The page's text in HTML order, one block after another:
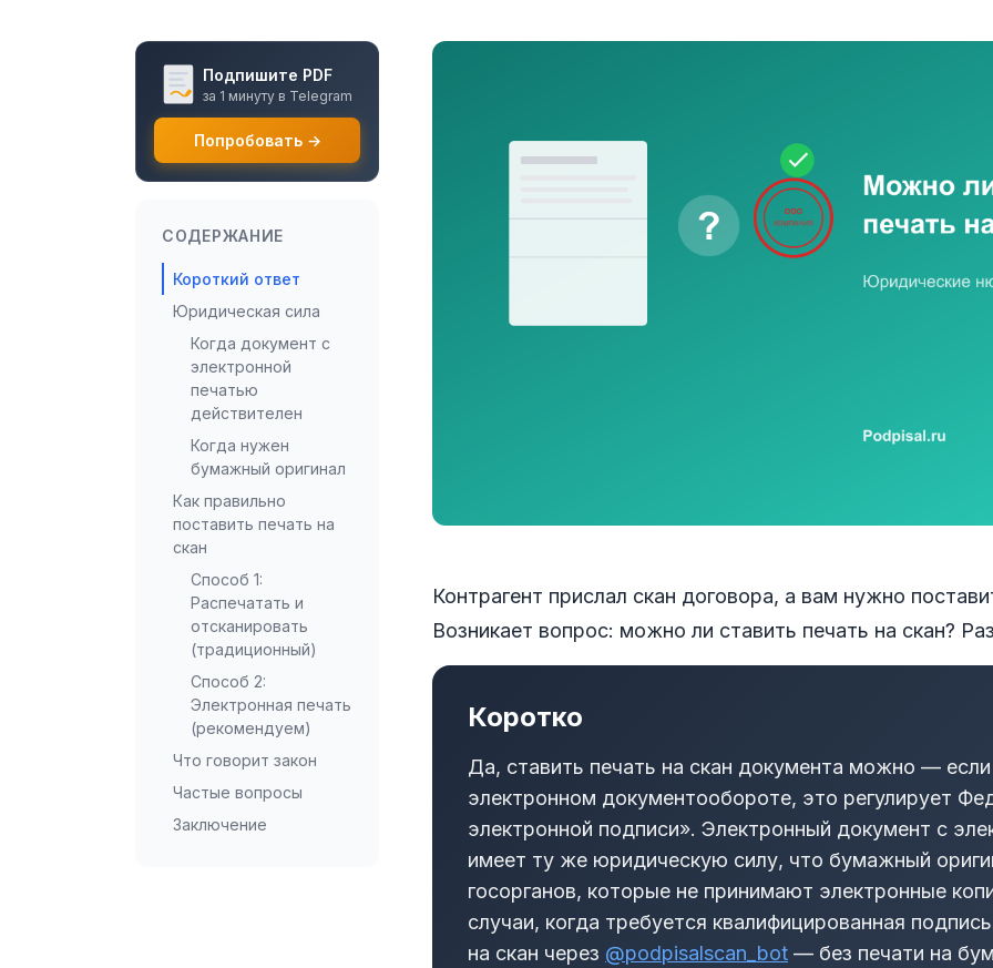
Подпишите PDF
за 1 минуту в Telegram
Попробовать →
СОДЕРЖАНИЕ
Короткий ответ
Юридическая сила
Когда документ с
электронной
печатью
действителен
Когда нужен
бумажный оригинал
Как правильно
поставить печать на
скан
Способ 1:
Распечатать и
отсканировать
(традиционный)
Способ 2:
Электронная печать
(рекомендуем)
Что говорит закон
Частые вопросы
Заключение
Контрагент прислал скан договора, а вам нужно
Возникает вопрос: можно ли ставить печать на скан?
Коротко
Да, ставить печать на скан документа можно —
электронном документообороте, это регулирует
электронной подписи». Электронный документ с
имеет ту же юридическую силу, что бумажный
госорганов, которые не принимают электронные
случаи, когда требуется квалифицированная
на скан через @podpisalscan_bot — без печати на